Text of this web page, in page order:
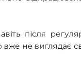
після
вже не виглядає